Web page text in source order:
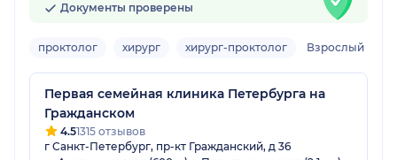
Документы проверены
проктолог хирург хирург-проктолог Взрослый
Первая семейная клиника Петербурга на
Гражданском
4.51315 отзывов
г Санкт-Петербург, пр-кт Гражданский, д 36